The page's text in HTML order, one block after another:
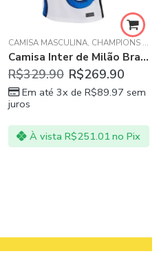
,LA LIGA ESPANHOLA,REAL
CAMISA MASCULINA, CHAMPIONS LEAGUE
Camisa Inter de Milão Branca AWAY 21/22 Masculina
R$329.90 R$269.90
Em até 3x de R$89.97 sem
juros
À vista R$251.01 no Pix